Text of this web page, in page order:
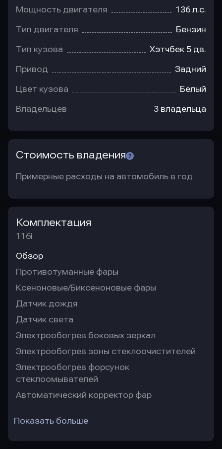
Мощность двигателя 136 л.с.
Тип двигателя Бензин
Тип кузова Хэтчбек 5 дв.
Привод Задний
Цвет кузова Белый
Владельцев 3 владельца
Стоимость владения
Примерные расходы на автомобиль в год
Комплектация
116i
Обзор
Противотуманные фары
Ксеноновые/Биксеноновые фары
Датчик дождя
Датчик света
Электрообогрев боковых зеркал
Электрообогрев зоны стеклоочистителей
Электрообогрев форсунок
стеклоомывателей
Автоматический корректор фар
Показать больше